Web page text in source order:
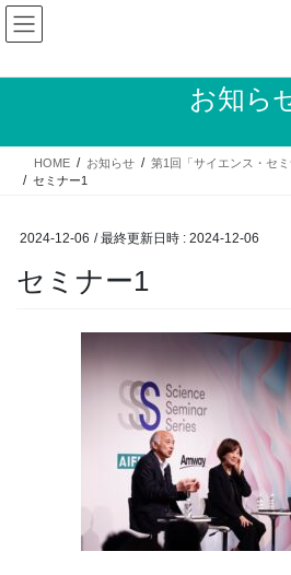
コ
ン
ン
ス
ナ
ビ
ー
ン
お知ら
HOME お知らせ
第1回「サイエンス・セ
セミナー1
2024-12-06 / 最終更新日時 : 2024-12-06
セミナー1